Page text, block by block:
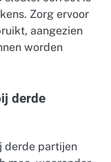
Zorg ervoor
aangezien
worden
derde
derde partijen